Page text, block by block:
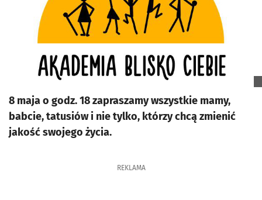
8 maja o godz. 18 zapraszamy wszystkie mamy,
babcie, tatusiów i nie tylko, którzy chcą zmienić
jakość swojego życia.
REKLAMA